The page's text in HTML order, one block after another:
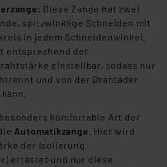
der
sowie einer eigenen
Datenübermittlung,
der übermittelten Daten,
: Diese Zange hat zwei
spitzwinklige Schneiden mit
in jedem Schneidenwinkel.
entsprechend der
einstellbar, sodass nur
und von der Drahtader
komfortable Art der
Automatikzange . Hier wird
der Isolierung
ertastet und nur diese